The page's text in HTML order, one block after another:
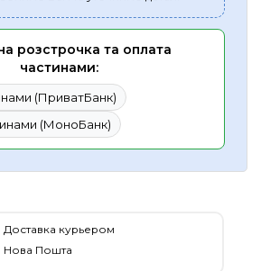
розстрочка та оплата
частинами:
(ПриватБанк)
(МоноБанк)
Доставка курьером
Нова Пошта